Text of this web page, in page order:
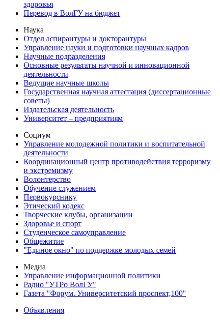
здоровья
Перевод в ВолГУ на бюджет
Наука
Отдел аспирантуры и докторантуры
Управление науки и подготовки научных кадров
Научные подразделения
Основные результаты научной и инновационной
деятельности
Ведущие научные школы
Государственная научная аттестация (диссертационные
советы)
Издательская деятельность
Университет – предприятиям
Социум
Управление молодежной политики и воспитательной
деятельности
Координационный центр противодействия терроризму
и экстремизму
Волонтерство
Обучение служением
Первокурснику
Этический кодекс
Творческие клубы, организации
Здоровье и спорт
Студенческое самоуправление
Общежитие
"Единое окно" по поддержке молодых семей
Медиа
Управление информационной политики
Радио "УТРо ВолГУ"
Газета "Форум. Университетский проспект,100"
Объявления